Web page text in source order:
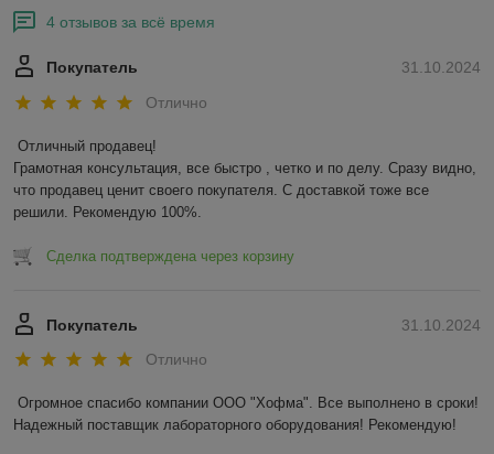
4 отзывов за всё время
31.10.2024
Покупатель
Отлично
Отличный продавец!
Грамотная консультация, все быстро , четко и по делу. Сразу видно,
что продавец ценит своего покупателя. С доставкой тоже все
решили. Рекомендую 100%.
Сделка подтверждена через корзину
31.10.2024
Покупатель
Отлично
Огромное спасибо компании ООО "Хофма". Все выполнено в сроки!
Надежный поставщик лабораторного оборудования! Рекомендую!